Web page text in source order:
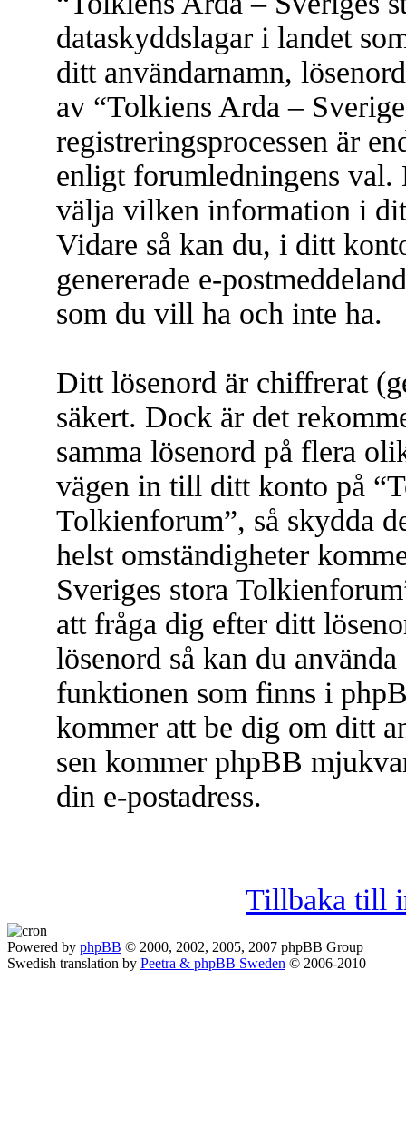
dataskyddslagar i landet
ditt användarnamn,
av “Tolkiens Arda –
registreringsprocessen är
enligt forumledningens
välja vilken information i
Vidare så kan du, i ditt
genererade e-
som du vill ha och inte ha.
Ditt lösenord är chiffrerat
säkert. Dock är det
samma lösenord på flera
vägen in till ditt konto på
Tolkienforum”, så skydda
helst omständigheter
Sveriges stora
att fråga dig efter ditt
lösenord så kan du
funktionen som finns i
kommer att be dig om ditt
sen kommer phpBB
din e-postadress.
Tillbaka till
Powered by phpBB © 2000, 2002, 2005, 2007 phpBB Group
Swedish translation by Peetra & phpBB Sweden © 2006-2010